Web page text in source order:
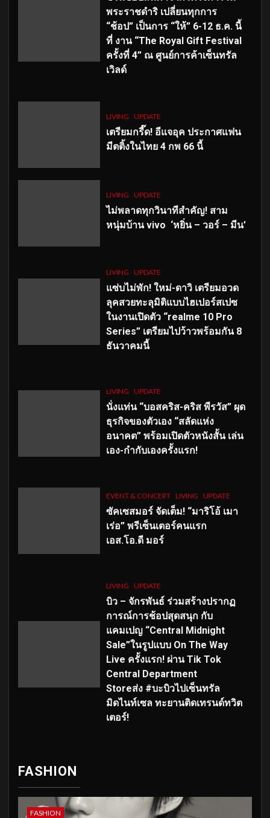
พระราชดำริ เปลี่ยนทุกการ
“ช้อป” เป็นการ “ให้” 6-12 ธ.ค. นี้
ที่ งาน “The Royal Gift Festival
ครั้งที่ 4” ณ ศูนย์การค้าเซ็นทรัล
เวิลด์
LIVING UPDATE
เตรียมกรี๊ด! อีแจอุค ประกาศแฟน
มีตติ้งในไทย 4 กพ 66 นี้
LIVING UPDATE
ไม่พลาดทุกวินาทีสำคัญ! สาม
หนุ่มบ้าน vivo ‘หยิ่น – วอร์ – มีน’
LIVING UPDATE
แซ่บไม่พัก! ใหม่-ดาวิ เตรียมอวด
ลุคสวยทะลุมิติแบบไฮเปอร์สเปซ
ในงานเปิดตัว “realme 10 Pro
Series” เตรียมไปว้าวพร้อมกัน 8
ธันวาคมนี้
LIVING UPDATE
นั่งแท่น “บอสคริส-คริส พีรวัส” ผุด
ธุรกิจของตัวเอง “สลัดแห่ง
อนาคต” พร้อมเปิดตัวหนังสั้น เล่น
เอง-กำกับเองครั้งแรก!
EVENT & CONCERT LIVING UPDATE
ซัคเซสมอร์ จัดเต็ม! “มาริโอ้ เมา
เร่อ” พรีเซ็นเตอร์คนแรก
เอส.โอ.ดี มอร์
LIVING UPDATE
บิว – จักรพันธ์ ร่วมสร้างปรากฏ
การณ์การช้อปสุดสนุก กับ
แคมเปญ “Central Midnight
Sale”ในรูปแบบ On The Way
Live ครั้งแรก! ผ่าน Tik Tok
Central Department
Storeส่ง #บะบิวไปเซ็นทรัล
มิดไนท์เซล ทะยานติดเทรนด์ทวิต
เตอร์!
FASHION
FASHION